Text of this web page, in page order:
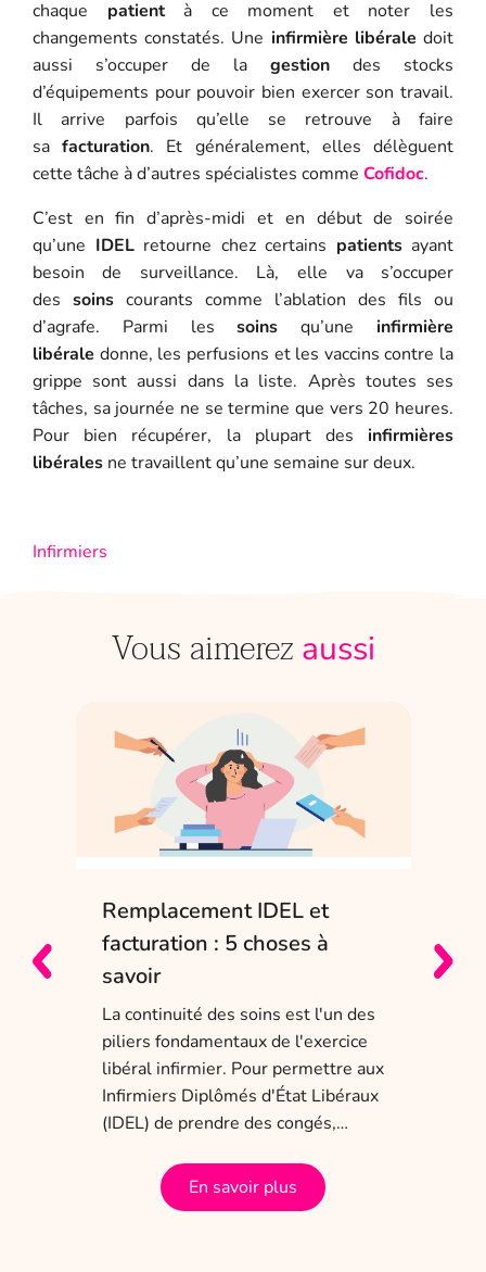
chaque patientà ce moment et noter les
changements constatés. Une infirmière libérale doit
aussi s’occuper de lagestion des stocks
d’équipements pour pouvoir bien exercer son travail.
Il arrive parfois qu’elle se retrouve à faire
safacturation. Et généralement, elles délèguent
cette tâche à d’autres spécialistes comme Cofidoc.
C’est en fin d’après-midi et en début de soirée
qu’une IDELretourne chez certains patientsayant
besoin de surveillance. Là, elle va s’occuper
des soins courants comme l’ablation des fils ou
d’agrafe. Parmi lessoins qu’uneinfirmière
libérale donne, les perfusions et les vaccins contre la
grippe sont aussi dans la liste. Après toutes ses
tâches, sa journée ne se termine que vers 20 heures.
Pour bien récupérer, la plupart desinfirmières
libéralesne travaillent qu’une semaine sur deux.
Infirmiers
Vous aimerez aussi
Remplacement IDEL et
facturation : 5 choses à
savoir
La continuité des soins est l'un des
piliers fondamentaux de l'exercice
libéral infirmier. Pour permettre aux
Infirmiers Diplômés d'État Libéraux
(IDEL) de prendre des congés,…
En savoir plus